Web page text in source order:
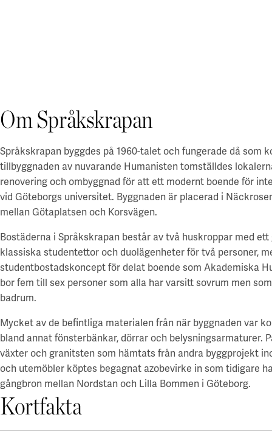
Ultuna / Green Innovation Park
Ångström
Göteborg
Chalmers - Campus Johanneberg
Göteborgs universitet - Campus Haga och Linné
Göteborgs universitet - Campus Medicinareberget
Göteborgs universitet - Näckrosen
Lund/Alnarp
Campus Lund Centrum
Campus Lund LTH
Campus Lund Universitetsplatån
Campus Alnarp
Linköping/Norrköping
Campus Valla Linköping
Campus Norrköping
Örebro/Grythyttan
Green Innovation Park
Grönt hyresavtal
Grönt hyresavtal
Utvalda platser
Electrumhuset
Kräftriket
Maskrosen
Medicinareberget
Zoologen
Vitsippan
Jobba hos oss
Lediga jobb
En hållbar arbetsplats
Vårt arbetsplatskoncept
För studenter
Finansiell information
En finansiell översikt
Års- och hållbarhetsredovisning
Rapporter
Finansiering
Grön finansiering
För leverantörer
Akademiska Hus som beställare
Policys och riktlinjer
Faktureringsinfo
Upphandling
Kravportal
Om Språkskrapan
Språkskrapan byggdes på 1960-talet och fungerade då som
tillbyggnaden av nuvarande Humanisten tomställdes
renovering och ombyggnad för att ett modernt boende för
vid Göteborgs universitet. Byggnaden är placerad i
mellan Götaplatsen och Korsvägen.
Bostäderna i Språkskrapan består av två huskroppar med
klassiska studentettor och duolägenheter för två personer,
studentbostadskoncept för delat boende som Akademiska
bor fem till sex personer som alla har varsitt sovrum men
badrum.
Mycket av de befintliga materialen från när byggnaden var
bland annat fönsterbänkar, dörrar och belysningsarmaturer.
växter och granitsten som hämtats från andra byggprojekt
och utemöbler köptes begagnat azobevirke in som tidigare
gångbron mellan Nordstan och Lilla Bommen i Göteborg.
Kortfakta